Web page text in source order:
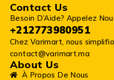
Contact Us
Besoin D’Aide? Appelez
+212773980951
Chez Varimart, nous
contact@varimart.ma
About Us
À Propos De Nous